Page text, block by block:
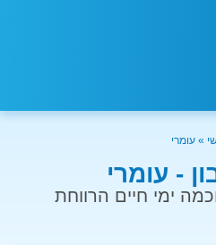
» עומרי
- עומרי
ימי חיים הרווחת